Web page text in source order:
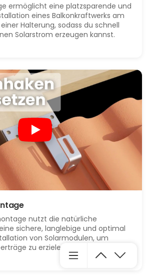
ermöglicht eine platzsparende und
eines Balkonkraftwerks am
Halterung, sodass du schnell
Solarstrom erzeugen kannst.
nutzt die natürliche
sichere, langlebige und optimal
von Solarmodulen, um
zu erzielen.